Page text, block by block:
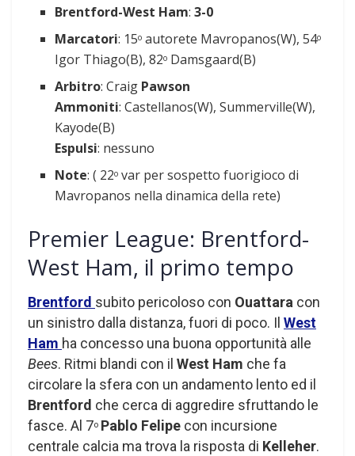
Brentford-West Ham:3-0
Marcatori: 15o autorete Mavropanos(W), 54o
Igor Thiago(B), 82o Damsgaard(B)
Arbitro: Craig Pawson
Ammoniti: Castellanos(W), Summerville(W),
Kayode(B)
Espulsi: nessuno
Note: ( 22o var per sospetto fuorigioco di
Mavropanos nella dinamica della rete)
Premier League: Brentford-
West Ham, il primo tempo
Brentford subito pericoloso con Ouattara con
un sinistro dalla distanza, fuori di poco. Il West
Ham ha concesso una buona opportunità alle
Bees. Ritmi blandi con il West Ham che fa
circolare la sfera con un andamento lento ed il
Brentford che cerca di aggredire sfruttando le
fasce. Al 7o Pablo Felipe con incursione
centrale calcia ma trova la risposta di Kelleher.